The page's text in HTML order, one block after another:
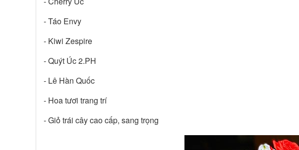
- Táo Envy
- Kiwi Zespire
- Quýt Úc 2.PH
- Lê Hàn Quốc
- Hoa tươi trang trí
- Giỏ trái cây cao cấp, sang trọng